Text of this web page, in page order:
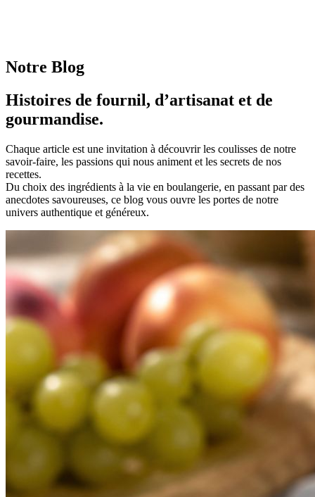
Notre Blog
Histoires de fournil, d’artisanat et de
gourmandise.
Chaque article est une invitation à découvrir les coulisses de notre
savoir-faire, les passions qui nous animent et les secrets de nos
recettes.
Du choix des ingrédients à la vie en boulangerie, en passant par des
anecdotes savoureuses, ce blog vous ouvre les portes de notre
univers authentique et généreux.